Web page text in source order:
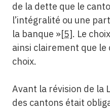
de la dette que le
l’intégralité ou une
la banque »[5]. Le
ainsi clairement que
choix.
Avant la révision de la
des cantons était